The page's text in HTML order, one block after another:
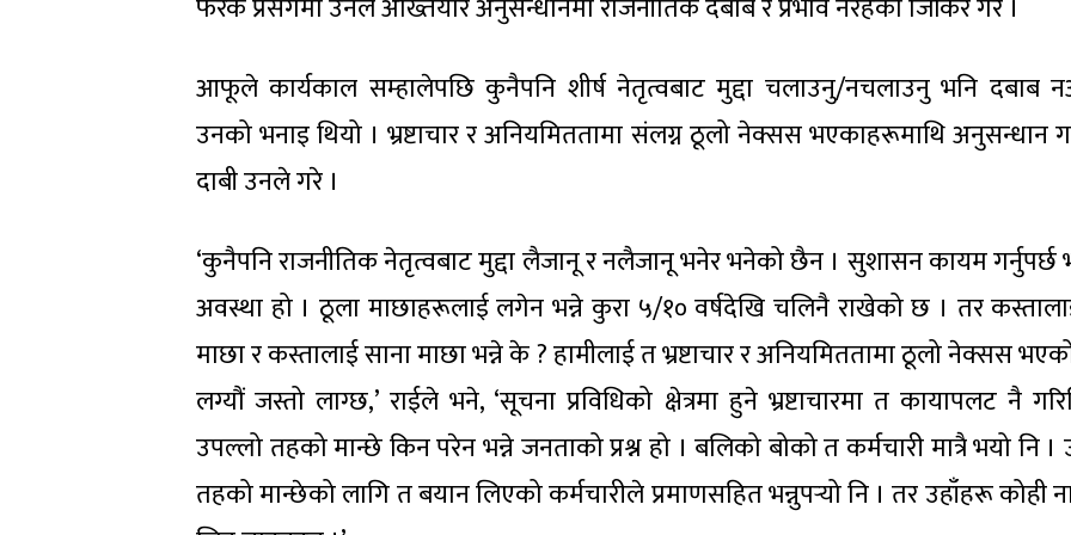
फरक प्रसंगमा उनले अख्तियार अनुसन्धानमा राजनीतिक दबाब र प्रभाव नरहेको जिकिर गरे ।
आफूले कार्यकाल सम्हालेपछि कुनैपनि शीर्ष नेतृत्वबाट मुद्दा चलाउनु/नचलाउनु भनि दबाब
उनको भनाइ थियो । भ्रष्टाचार र अनियमिततामा संलग्न ठूलो नेक्सस भएकाहरूमाथि अनुसन्धान
दाबी उनले गरे ।
‘कुनैपनि राजनीतिक नेतृत्वबाट मुद्दा लैजानू र नलैजानू भनेर भनेको छैन । सुशासन कायम गर्नुपर्छ
अवस्था हो । ठूला माछाहरूलाई लगेन भन्ने कुरा ५/१० वर्षदेखि चलिनै राखेको छ । तर
माछा र कस्तालाई साना माछा भन्ने के ? हामीलाई त भ्रष्टाचार र अनियमिततामा ठूलो नेक्सस
लग्यौं जस्तो लाग्छ,’ राईले भने, ‘सूचना प्रविधिको क्षेत्रमा हुने भ्रष्टाचारमा त कायापलट नै
उपल्लो तहको मान्छे किन परेन भन्ने जनताको प्रश्न हो । बलिको बोको त कर्मचारी मात्रै भयो नि
तहको मान्छेको लागि त बयान लिएको कर्मचारीले प्रमाणसहित भन्नुपर्‍यो नि । तर उहाँहरू कोही